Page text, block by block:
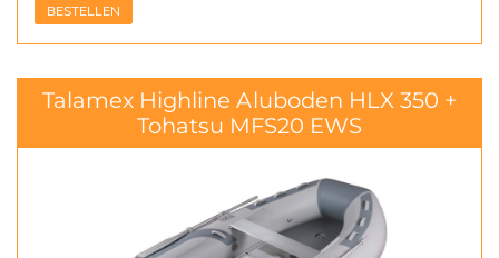
BESTELLEN
Talamex Highline Aluboden HLX 350 +
Tohatsu MFS20 EWS